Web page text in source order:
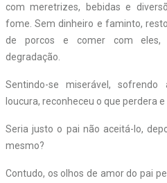
com meretrizes, bebidas e
fome. Sem dinheiro e faminto,
de porcos e comer com eles,
degradação.
Sentindo-se miserável, sofrendo
loucura, reconheceu o que perdera e
Seria justo o pai não aceitá-lo,
mesmo?
Contudo, os olhos de amor do pai